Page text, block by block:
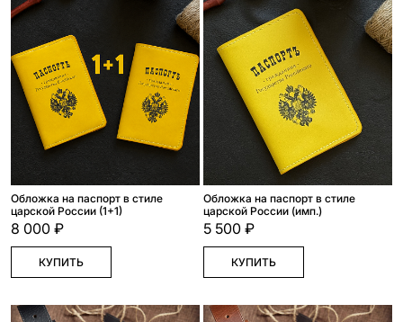
Обложка на паспорт в стиле
царской России (1+1)
8 000 ₽
КУПИТЬ
Обложка на паспорт в стиле
царской России (имп.)
5 500 ₽
КУПИТЬ